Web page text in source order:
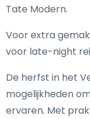
Tate Modern.
Voor extra
voor late-night
De herfst in het
mogelijkheden
ervaren. Met